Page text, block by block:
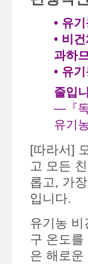
• 유
• 비
과하
• 유
줄입
—『
유기
[따라서]
고 모든
롭고, 가
입니다.
유기농 비
구 온도를
은 해로운